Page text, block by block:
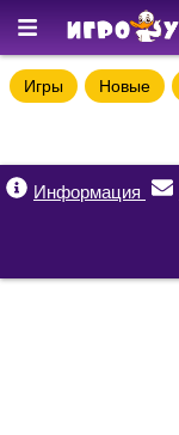
Игры Новые
Информация